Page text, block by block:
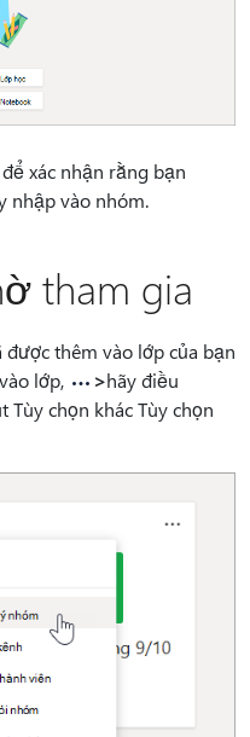
xác nhận rằng bạn
nhập vào nhóm.
tham gia
thêm vào lớp của bạn
lớp,
>hãy điều
chọn khác Tùy chọn